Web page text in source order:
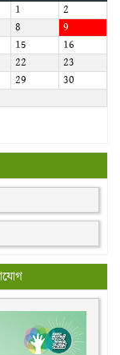
1
2
8
9
15
16
22
23
29
30